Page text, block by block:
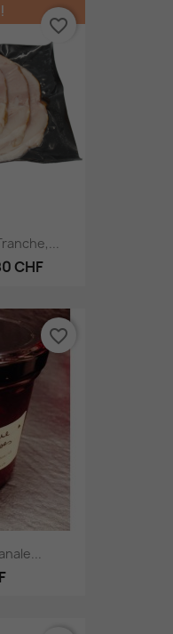
CHF
favorite_border
favorite_border